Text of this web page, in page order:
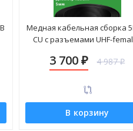
Медная кабельная сборка
CU с разъемами UHF-
3 700₽ 4 987₽
В корзину